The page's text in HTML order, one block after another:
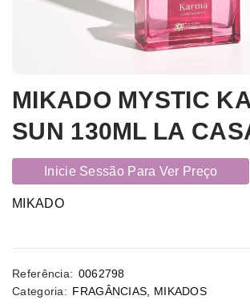
MIKADO MYSTIC
SUN 130ML LA
Inicie Sessão Para Ver Preço
MIKADO
Referência: 0062798
Categoria: FRAGÂNCIAS MIKADOS